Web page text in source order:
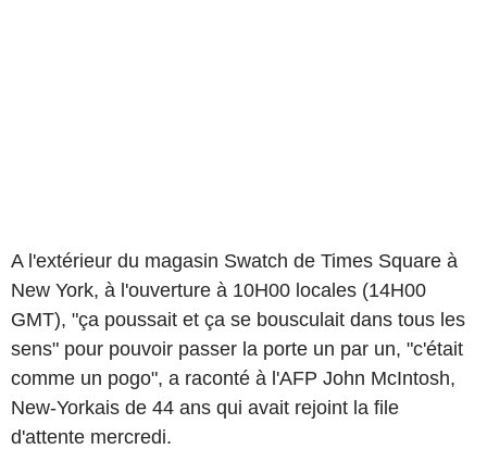
A l'extérieur du magasin Swatch de Times Square à
New York, à l'ouverture à 10H00 locales (14H00
GMT), "ça poussait et ça se bousculait dans tous les
sens" pour pouvoir passer la porte un par un, "c'était
comme un pogo", a raconté à l'AFP John McIntosh,
New-Yorkais de 44 ans qui avait rejoint la file
d'attente mercredi.